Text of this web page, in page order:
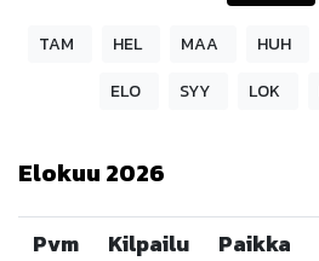
TAM HEL MAA HUH
ELO
SYY LOK
Elokuu 2026
Pvm Kilpailu Paikka